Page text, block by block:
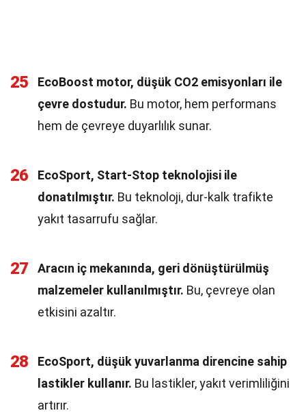
25
EcoBoost motor, düşük CO2 emisyonları ile
çevre dostudur. Bu motor, hem performans
hem de çevreye duyarlılık sunar.
26
EcoSport, Start-Stop teknolojisi ile
donatılmıştır. Bu teknoloji, dur-kalk trafikte
yakıt tasarrufu sağlar.
27
Aracın iç mekanında, geri dönüştürülmüş
malzemeler kullanılmıştır. Bu, çevreye olan
etkisini azaltır.
28
EcoSport, düşük yuvarlanma direncine sahip
lastikler kullanır. Bu lastikler, yakıt verimliliğini
artırır.